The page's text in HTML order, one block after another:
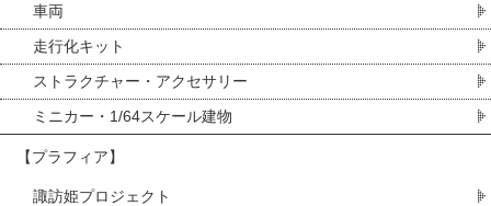
車両
走行化キット
ストラクチャー・アクセサリー
ミニカー・1/64スケール建物
【プラフィア】
諏訪姫プロジェクト